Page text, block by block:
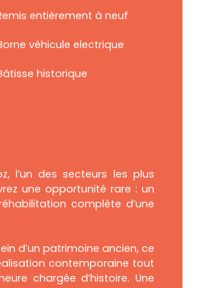
entièrement à neuf
véhicule electrique
historique
l’un des secteurs les plus
une opportunité rare : un
complète d’une
d’un patrimoine ancien, ce
contemporaine tout
chargée d’histoire. Une